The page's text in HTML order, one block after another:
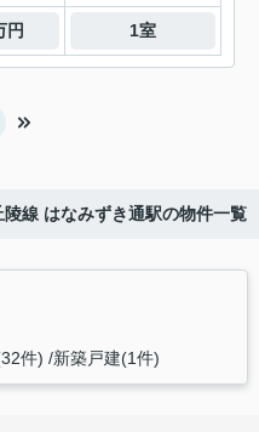
円 1室
線 はなみずき通駅の物件一覧
件) 新築戸建(1件)